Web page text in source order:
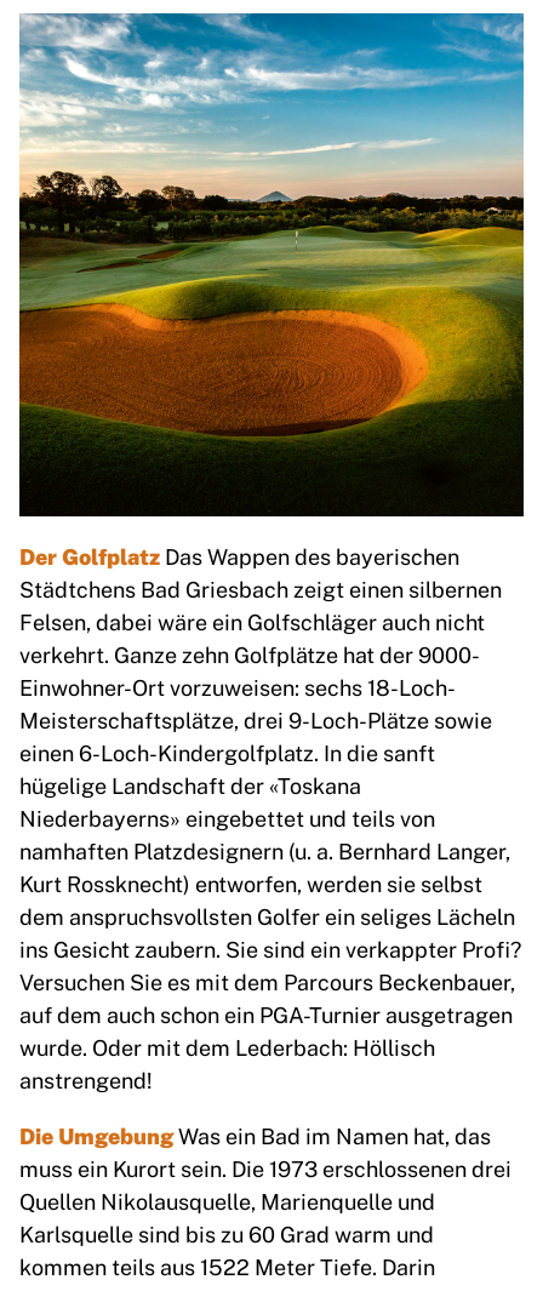
Der Golfplatz Das Wappen des bayerischen
Städtchens Bad Griesbach zeigt einen silbernen
Felsen, dabei wäre ein Golfschläger auch nicht
verkehrt. Ganze zehn Golfplätze hat der 9000-
Einwohner-Ort vorzuweisen: sechs 18-Loch-
Meisterschaftsplätze, drei 9-Loch-Plätze sowie
einen 6-Loch-Kindergolfplatz. In die sanft
hügelige Landschaft der «Toskana
Niederbayerns» eingebettet und teils von
namhaften Platzdesignern (u. a. Bernhard Langer,
Kurt Rossknecht) entworfen, werden sie selbst
dem anspruchsvollsten Golfer ein seliges Lächeln
ins Gesicht zaubern. Sie sind ein verkappter Profi?
Versuchen Sie es mit dem Parcours Beckenbauer,
auf dem auch schon ein PGA-Turnier ausgetragen
wurde. Oder mit dem Lederbach: Höllisch
anstrengend!
Die UmgebungWas ein Bad im Namen hat, das
muss ein Kurort sein. Die 1973 erschlossenen drei
Quellen Nikolausquelle, Marienquelle und
Karlsquelle sind bis zu 60 Grad warm und
kommen teils aus 1522 Meter Tiefe. Darin